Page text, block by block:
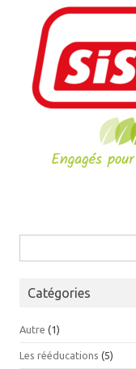
Catégories
Autre (1)
Les rééducations (5)